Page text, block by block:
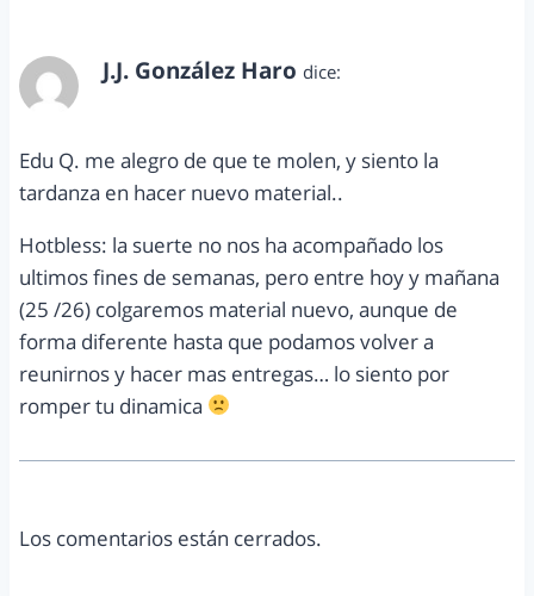
J.J. González Haro dice:
Edu Q. me alegro de que te molen, y siento la
tardanza en hacer nuevo material..
Hotbless: la suerte no nos ha acompañado los
ultimos fines de semanas, pero entre hoy y mañana
(25 /26) colgaremos material nuevo, aunque de
forma diferente hasta que podamos volver a
reunirnos y hacer mas entregas… lo siento por
romper tu dinamica
Los comentarios están cerrados.